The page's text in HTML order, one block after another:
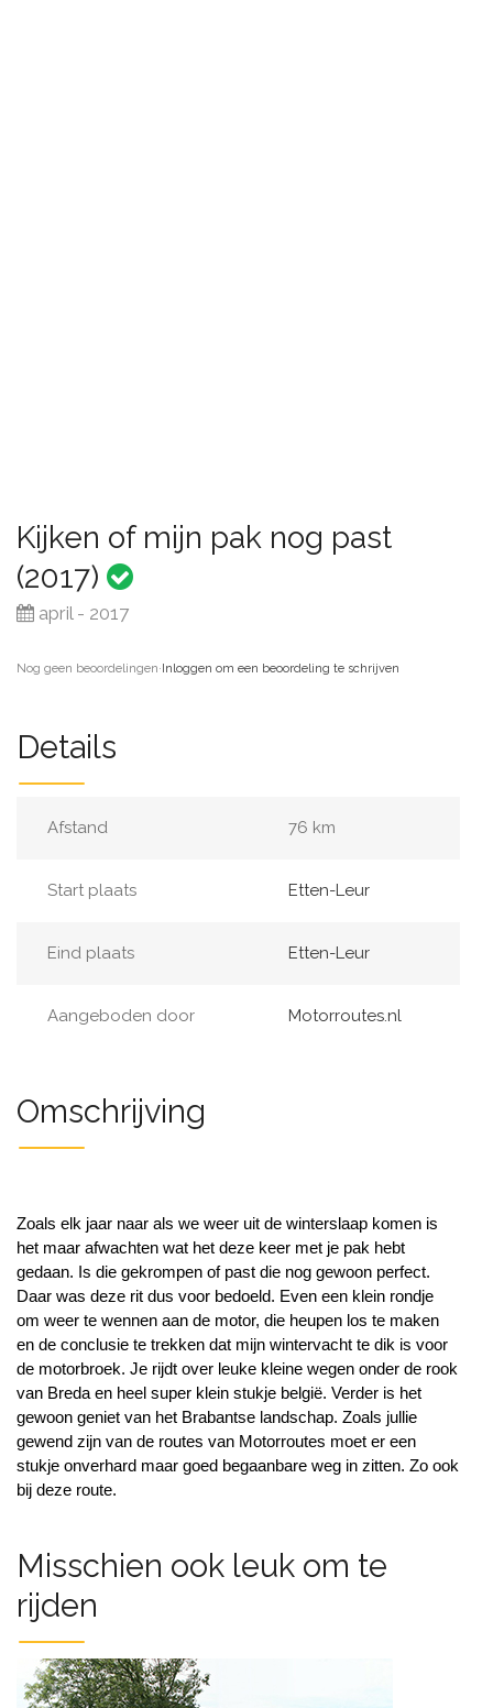
Kijken of mijn pak nog past
(2017)
april - 2017
Nog geen beoordelingen·Inloggen om een beoordeling te schrijven
Details
Afstand 76 km
Start plaats Etten-Leur
Eind plaats Etten-Leur
Aangeboden door Motorroutes.nl
Omschrijving
Zoals elk jaar naar als we weer uit de winterslaap komen is
het maar afwachten wat het deze keer met je pak hebt
gedaan. Is die gekrompen of past die nog gewoon perfect.
Daar was deze rit dus voor bedoeld. Even een klein rondje
om weer te wennen aan de motor, die heupen los te maken
en de conclusie te trekken dat mijn wintervacht te dik is voor
de motorbroek. Je rijdt over leuke kleine wegen onder de rook
van Breda en heel super klein stukje belgië. Verder is het
gewoon geniet van het Brabantse landschap. Zoals jullie
gewend zijn van de routes van Motorroutes moet er een
stukje onverhard maar goed begaanbare weg in zitten. Zo ook
bij deze route.
Misschien ook leuk om te
rijden